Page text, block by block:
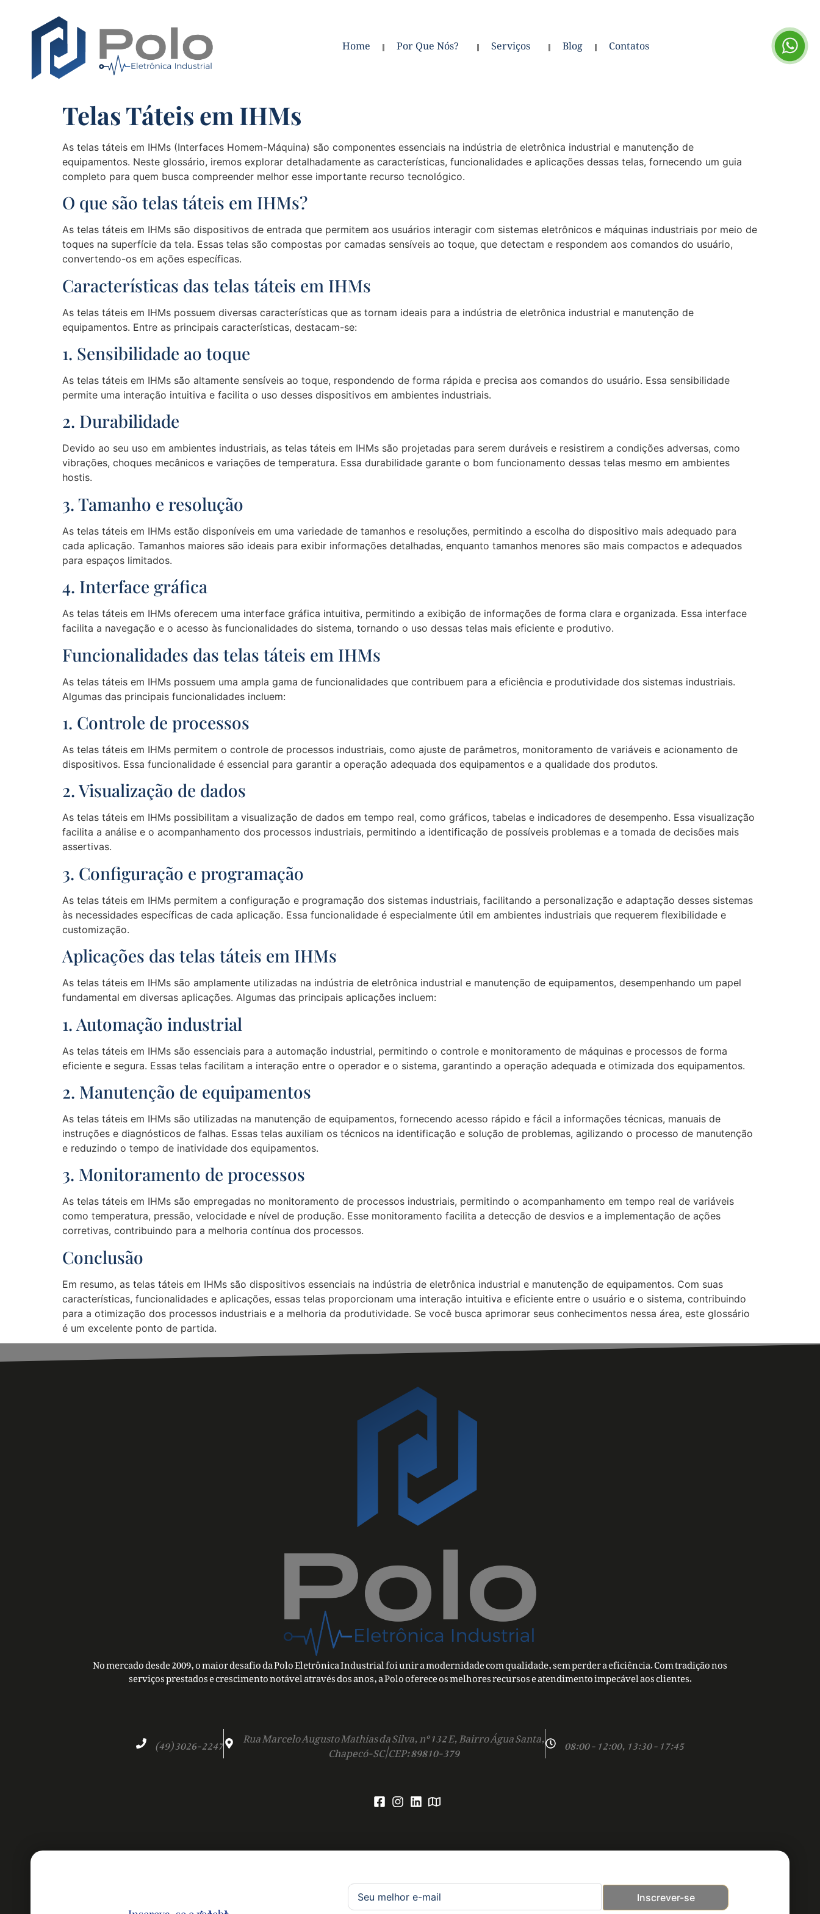
Home Por Que Nós? Serviços Blog Contatos
Telas Táteis em IHMs
As telas táteis em IHMs (Interfaces Homem-Máquina) são componentes essenciais na indústria de eletrônica industrial e manutenção de
equipamentos. Neste glossário, iremos explorar detalhadamente as características, funcionalidades e aplicações dessas telas, fornecendo um guia
completo para quem busca compreender melhor esse importante recurso tecnológico.
O que são telas táteis em IHMs?
As telas táteis em IHMs são dispositivos de entrada que permitem aos usuários interagir com sistemas eletrônicos e máquinas industriais por meio de
toques na superfície da tela. Essas telas são compostas por camadas sensíveis ao toque, que detectam e respondem aos comandos do usuário,
convertendo-os em ações específicas.
Características das telas táteis em IHMs
As telas táteis em IHMs possuem diversas características que as tornam ideais para a indústria de eletrônica industrial e manutenção de
equipamentos. Entre as principais características, destacam-se:
1. Sensibilidade ao toque
As telas táteis em IHMs são altamente sensíveis ao toque, respondendo de forma rápida e precisa aos comandos do usuário. Essa sensibilidade
permite uma interação intuitiva e facilita o uso desses dispositivos em ambientes industriais.
2. Durabilidade
Devido ao seu uso em ambientes industriais, as telas táteis em IHMs são projetadas para serem duráveis e resistirem a condições adversas, como
vibrações, choques mecânicos e variações de temperatura. Essa durabilidade garante o bom funcionamento dessas telas mesmo em ambientes
hostis.
3. Tamanho e resolução
As telas táteis em IHMs estão disponíveis em uma variedade de tamanhos e resoluções, permitindo a escolha do dispositivo mais adequado para
cada aplicação. Tamanhos maiores são ideais para exibir informações detalhadas, enquanto tamanhos menores são mais compactos e adequados
para espaços limitados.
4. Interface gráfica
As telas táteis em IHMs oferecem uma interface gráfica intuitiva, permitindo a exibição de informações de forma clara e organizada. Essa interface
facilita a navegação e o acesso às funcionalidades do sistema, tornando o uso dessas telas mais eficiente e produtivo.
Funcionalidades das telas táteis em IHMs
As telas táteis em IHMs possuem uma ampla gama de funcionalidades que contribuem para a eficiência e produtividade dos sistemas industriais.
Algumas das principais funcionalidades incluem:
1. Controle de processos
As telas táteis em IHMs permitem o controle de processos industriais, como ajuste de parâmetros, monitoramento de variáveis e acionamento de
dispositivos. Essa funcionalidade é essencial para garantir a operação adequada dos equipamentos e a qualidade dos produtos.
2. Visualização de dados
As telas táteis em IHMs possibilitam a visualização de dados em tempo real, como gráficos, tabelas e indicadores de desempenho. Essa visualização
facilita a análise e o acompanhamento dos processos industriais, permitindo a identificação de possíveis problemas e a tomada de decisões mais
assertivas.
3. Configuração e programação
As telas táteis em IHMs permitem a configuração e programação dos sistemas industriais, facilitando a personalização e adaptação desses sistemas
às necessidades específicas de cada aplicação. Essa funcionalidade é especialmente útil em ambientes industriais que requerem flexibilidade e
customização.
Aplicações das telas táteis em IHMs
As telas táteis em IHMs são amplamente utilizadas na indústria de eletrônica industrial e manutenção de equipamentos, desempenhando um papel
fundamental em diversas aplicações. Algumas das principais aplicações incluem:
1. Automação industrial
As telas táteis em IHMs são essenciais para a automação industrial, permitindo o controle e monitoramento de máquinas e processos de forma
eficiente e segura. Essas telas facilitam a interação entre o operador e o sistema, garantindo a operação adequada e otimizada dos equipamentos.
2. Manutenção de equipamentos
As telas táteis em IHMs são utilizadas na manutenção de equipamentos, fornecendo acesso rápido e fácil a informações técnicas, manuais de
instruções e diagnósticos de falhas. Essas telas auxiliam os técnicos na identificação e solução de problemas, agilizando o processo de manutenção
e reduzindo o tempo de inatividade dos equipamentos.
3. Monitoramento de processos
As telas táteis em IHMs são empregadas no monitoramento de processos industriais, permitindo o acompanhamento em tempo real de variáveis
como temperatura, pressão, velocidade e nível de produção. Esse monitoramento facilita a detecção de desvios e a implementação de ações
corretivas, contribuindo para a melhoria contínua dos processos.
Conclusão
Em resumo, as telas táteis em IHMs são dispositivos essenciais na indústria de eletrônica industrial e manutenção de equipamentos. Com suas
características, funcionalidades e aplicações, essas telas proporcionam uma interação intuitiva e eficiente entre o usuário e o sistema, contribuindo
para a otimização dos processos industriais e a melhoria da produtividade. Se você busca aprimorar seus conhecimentos nessa área, este glossário
é um excelente ponto de partida.
No mercado desde 2009, o maior desafio da Polo Eletrônica Industrial foi unir a modernidade com qualidade, sem perder a eficiência. Com tradição nos
serviços prestados e crescimento notável através dos anos, a Polo oferece os melhores recursos e atendimento impecável aos clientes.
(49) 3026-2247 Rua Marcelo Augusto Mathias da Silva, nº 132 E, Bairro Água Santa,
Chapecó-SC | CEP: 89810-379 08:00 - 12:00, 13:30 - 17:45
Inscrever-se